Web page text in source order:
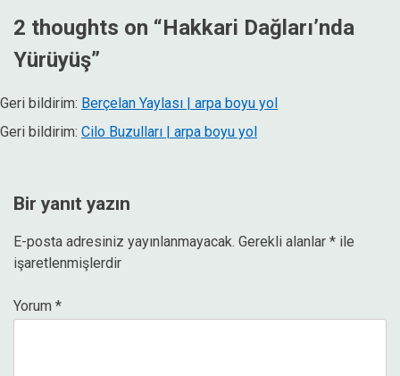
2 thoughts on “Hakkari Dağları’nda
Yürüyüş”
Geri bildirim: Berçelan Yaylası | arpa boyu yol
Geri bildirim: Cilo Buzulları | arpa boyu yol
Bir yanıt yazın
E-posta adresiniz yayınlanmayacak. Gerekli alanlar * ile
işaretlenmişlerdir
Yorum *